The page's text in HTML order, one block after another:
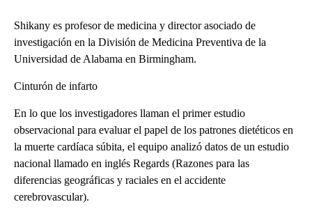
Shikany es profesor de medicina y director asociado de
investigación en la División de Medicina Preventiva de la
Universidad de Alabama en Birmingham.
Cinturón de infarto
En lo que los investigadores llaman el primer estudio
observacional para evaluar el papel de los patrones dietéticos en
la muerte cardíaca súbita, el equipo analizó datos de un estudio
nacional llamado en inglés Regards (Razones para las
diferencias geográficas y raciales en el accidente
cerebrovascular).